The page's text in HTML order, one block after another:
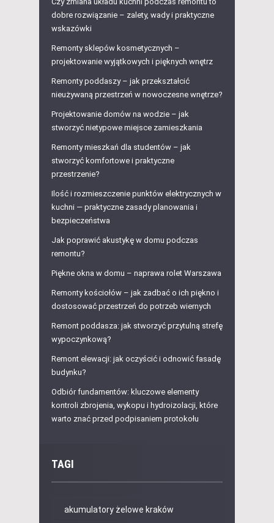
dobre rozwiązanie – zalety, wady i praktyczne
wskazówki
Remonty sklepów kosmetycznych –
projektowanie wyjątkowych i pięknych wnętrz
Remonty poddaszy – jak przekształcić
nieużywaną przestrzeń w nowoczesne wnętrze?
Projektowanie domów na wodzie – jak
stworzyć nietypowe miejsce zamieszkania
Remonty mieszkań dla studentów – jak
stworzyć komfortowe i praktyczne
przestrzenie?
Ilość i rozmieszczenie punktów elektrycznych w
kuchni — praktyczne zasady planowania i
bezpieczeństwa
Jak poprawić akustykę w domu podczas
remontu?
Piękne okna w domu – naprawa rolet Warszawa
Remonty kościołów – jak zadbać o ich piękno i
dostosować przestrzeń do potrzeb wiernych
Remont poddasza: jak stworzyć przytulną strefę
wypoczynkową?
Remont elewacji: jak oczyścić i odnowić fasadę
budynku?
Odbiór fundamentów: kluczowe elementy
kontroli zbrojenia, wykopu i hydroizolacji, które
warto znać przed podpisaniem protokołu
TAGI
akumulatory żelowe kraków